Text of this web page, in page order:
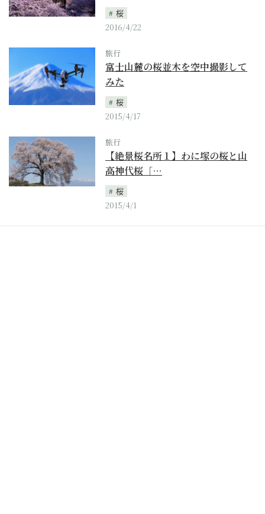
桜
2016/4/22
旅行
富士山麓の桜並木を空中撮影して
みた
桜
2015/4/17
旅行
【絶景桜名所１】わに塚の桜と山
高神代桜［…
桜
2015/4/1